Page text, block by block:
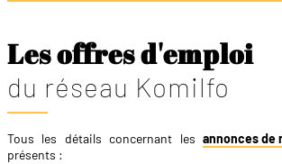
Les offres d'emploi
du réseau Komilfo
Tous les détails concernant lesannonces de
présents :